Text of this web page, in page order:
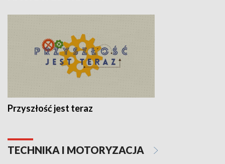
Przyszłość jest teraz
TECHNIKA I MOTORYZACJA